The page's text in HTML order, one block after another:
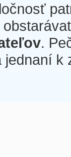
.
jednaní k